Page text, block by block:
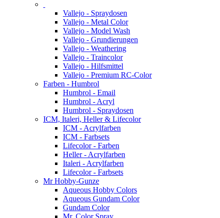
Vallejo - Spraydosen
Vallejo - Metal Color
Vallejo - Model Wash
Vallejo - Grundierungen
Vallejo - Weathering
Vallejo - Traincolor
Vallejo - Hilfsmittel
Vallejo - Premium RC-Color
Farben - Humbrol
Humbrol - Email
Humbrol - Acryl
Humbrol - Spraydosen
ICM, Italeri, Heller & Lifecolor
ICM - Acrylfarben
ICM - Farbsets
Lifecolor - Farben
Heller - Acrylfarben
Italeri - Acrylfarben
Lifecolor - Farbsets
Mr Hobby-Gunze
Aqueous Hobby Colors
Aqueous Gundam Color
Gundam Color
Mr. Color Spray